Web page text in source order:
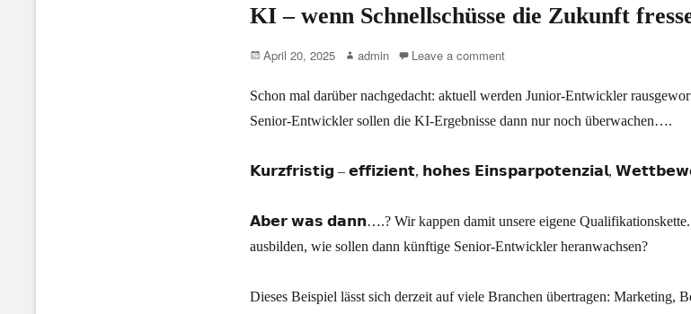
KI – wenn Schnellschüsse die Zukunft
Posted
April 20, 2025 Author
admin Leave a comment
Schon mal darüber nachgedacht: aktuell werden Junior-Entwickler
Senior-Entwickler sollen die KI-Ergebnisse dann nur noch überwachen….
𝗞𝘂𝗿𝘇𝗳𝗿𝗶𝘀𝘁𝗶𝗴 – 𝗲𝗳𝗳𝗶𝘇𝗶𝗲𝗻𝘁, 𝗵𝗼𝗵𝗲𝘀 𝗘𝗶𝗻𝘀𝗽𝗮𝗿𝗽𝗼𝘁𝗲𝗻𝘇𝗶𝗮𝗹,
𝗔𝗯𝗲𝗿 𝘄𝗮𝘀 𝗱𝗮𝗻𝗻….? Wir kappen damit unsere eigene Qualifikationskette.
ausbilden, wie sollen dann künftige Senior-Entwickler heranwachsen?
Dieses Beispiel lässt sich derzeit auf viele Branchen übertragen: Marketing,